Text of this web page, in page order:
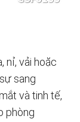
nỉ, vải hoặc
sang
và tinh tế,
phòng